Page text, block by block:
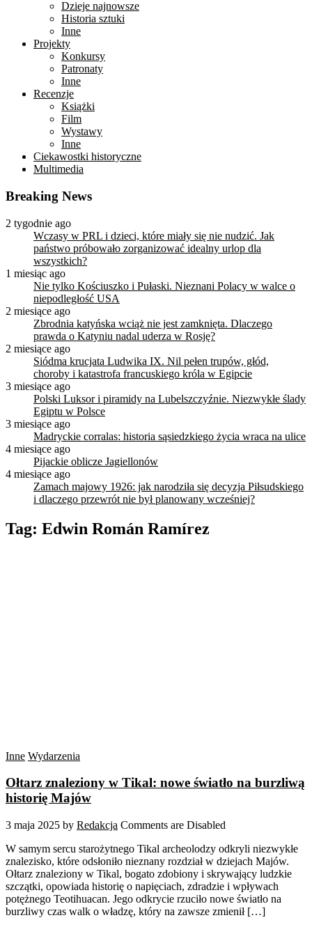
Dzieje najnowsze
Historia sztuki
Inne
Projekty
Konkursy
Patronaty
Inne
Recenzje
Książki
Film
Wystawy
Inne
Ciekawostki historyczne
Multimedia
Breaking News
2 tygodnie ago
Wczasy w PRL i dzieci, które miały się nie nudzić. Jak
państwo próbowało zorganizować idealny urlop dla
wszystkich?
1 miesiąc ago
Nie tylko Kościuszko i Pułaski. Nieznani Polacy w walce o
niepodległość USA
2 miesiące ago
Zbrodnia katyńska wciąż nie jest zamknięta. Dlaczego
prawda o Katyniu nadal uderza w Rosję?
2 miesiące ago
Siódma krucjata Ludwika IX. Nil pełen trupów, głód,
choroby i katastrofa francuskiego króla w Egipcie
3 miesiące ago
Polski Luksor i piramidy na Lubelszczyźnie. Niezwykłe ślady
Egiptu w Polsce
3 miesiące ago
Madryckie corralas: historia sąsiedzkiego życia wraca na ulice
4 miesiące ago
Pijackie oblicze Jagiellonów
4 miesiące ago
Zamach majowy 1926: jak narodziła się decyzja Piłsudskiego
i dlaczego przewrót nie był planowany wcześniej?
Tag: Edwin Román Ramírez
Inne Wydarzenia
Ołtarz znaleziony w Tikal: nowe światło na burzliwą
historię Majów
3 maja 2025 by Redakcja Comments are Disabled
W samym sercu starożytnego Tikal archeolodzy odkryli niezwykłe
znalezisko, które odsłoniło nieznany rozdział w dziejach Majów.
Ołtarz znaleziony w Tikal, bogato zdobiony i skrywający ludzkie
szczątki, opowiada historię o napięciach, zdradzie i wpływach
potężnego Teotihuacan. Jego odkrycie rzuciło nowe światło na
burzliwy czas walk o władzę, który na zawsze zmienił […]